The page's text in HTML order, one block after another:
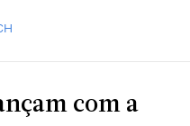
com a